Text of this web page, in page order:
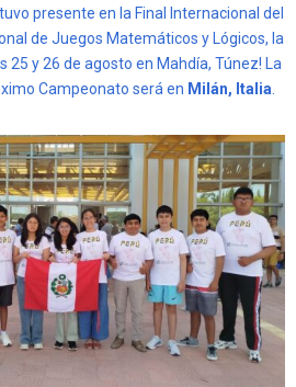
presente en la Final Internacional del
de Juegos Matemáticos y Lógicos, la
25 y 26 de agosto en Mahdía, Túnez! La
Campeonato será en Milán, Italia.